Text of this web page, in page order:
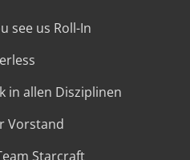
see us Roll-In
in allen Disziplinen
Vorstand
Starcraft